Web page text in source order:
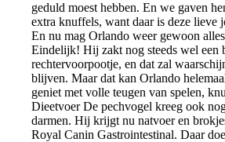
geduld moest hebben. En we gaven
extra knuffels, want daar is deze lieve
En nu mag Orlando weer gewoon
Eindelijk! Hij zakt nog steeds wel een
rechtervoorpootje, en dat zal
blijven. Maar dat kan Orlando
geniet met volle teugen van spelen,
Dieetvoer De pechvogel kreeg ook
darmen. Hij krijgt nu natvoer en
Royal Canin Gastrointestinal. Daar